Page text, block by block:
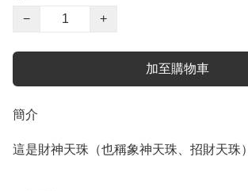
−
+
加至購物車
簡介
這是財神天珠（也稱象神天珠、招財天珠）